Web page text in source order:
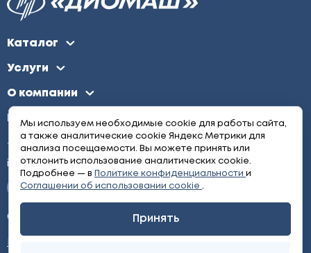
Каталог
Услуги
О компании
Контакты
+7 (495) 646-17-44
info@diomash.ru
© 2026 «ДИОМАШ». Все права защищены.
Мы используем необходимые cookie для работы сайта,
а также аналитические cookie Яндекс Метрики для
анализа посещаемости. Вы можете принять или
отклонить использование аналитических cookie.
Подробнее — в
Политике конфиденциальности и
Соглашении об использовании cookie
Принять